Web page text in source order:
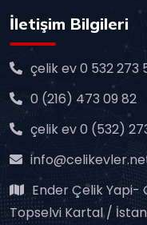
İletişim Bilgileri
çelik ev 0 532 273
0 (216) 473 09 82
çelik ev 0 (532)
Ender Çelik Yapi-
Topselvi Kartal /